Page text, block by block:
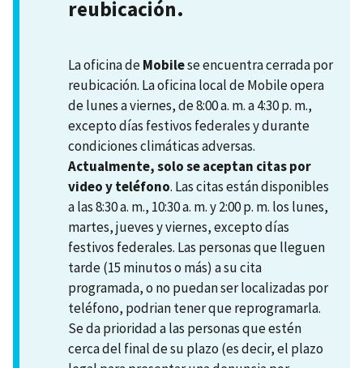
reubicación.
La oficina deMobilese encuentra cerrada por
reubicación. La oficina local de Mobile opera
de lunes a viernes, de 8:00 a. m. a 4:30 p. m.,
excepto días festivos federales y durante
condiciones climáticas adversas.
Actualmente, solo se aceptan citas por
video y teléfono. Las citas están disponibles
a las 8:30 a. m., 10:30 a. m. y 2:00 p. m. los lunes,
martes, jueves y viernes, excepto días
festivos federales. Las personas que lleguen
tarde (15 minutos o más) a su cita
programada, o no puedan ser localizadas por
teléfono, podrian tener que reprogramarla.
Se da prioridad a las personas que estén
cerca del final de su plazo (es decir, el plazo